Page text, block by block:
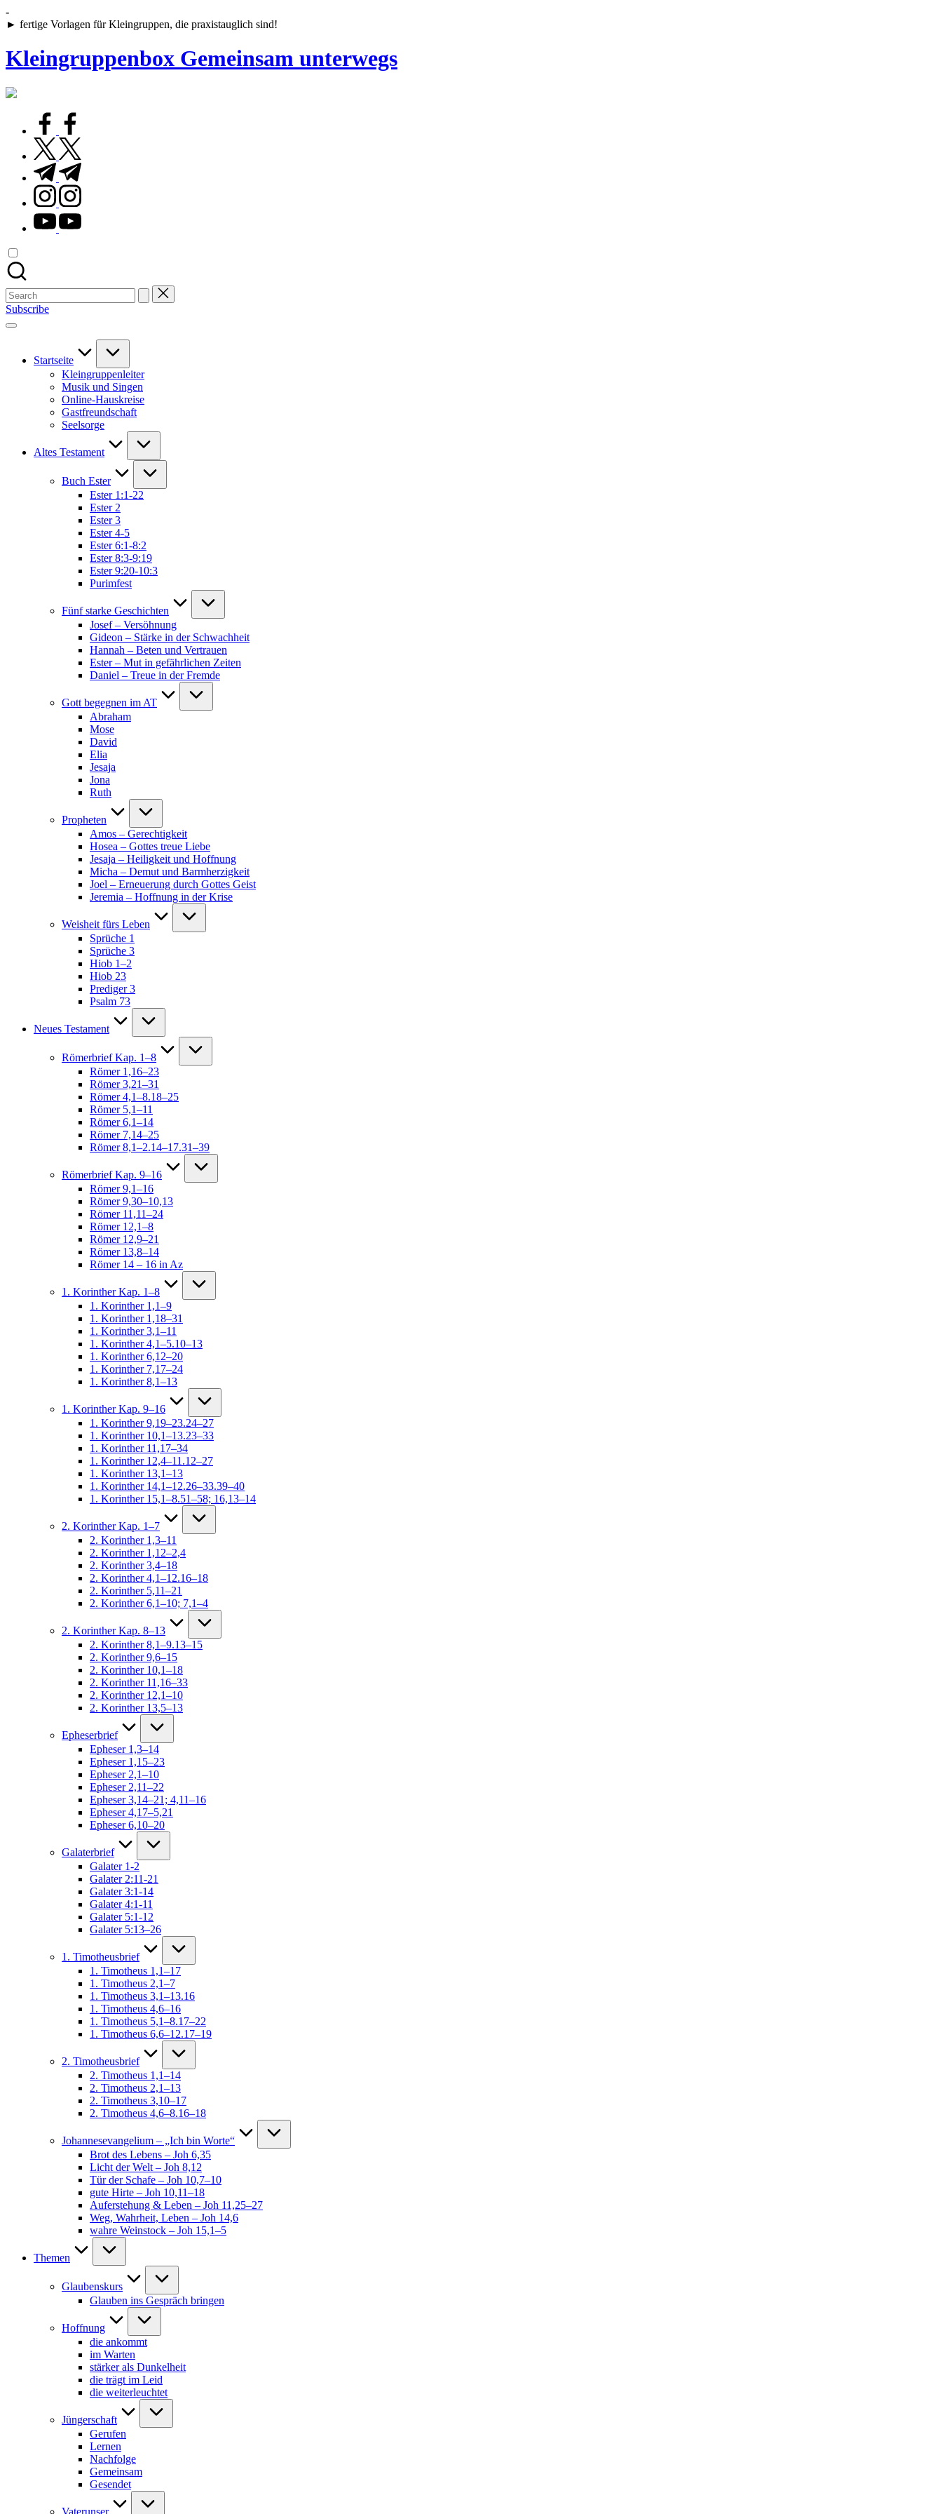
Skip
to
-
► fertige Vorlagen für Kleingruppen, die praxistauglich sind!
Kleingruppenbox Gemeinsam unterwegs
Gemeinsam
wachsen,
leben
facebook.com
twitter.com
t.me
instagram.com
youtube.com
Search
for:
Subscribe
Startseite
Kleingruppenleiter
Musik und Singen
Online-Hauskreise
Gastfreundschaft
Seelsorge
Altes Testament
Buch Ester
Ester 1:1-22
Ester 2
Ester 3
Ester 4-5
Ester 6:1-8:2
Ester 8:3-9:19
Ester 9:20-10:3
Purimfest
Fünf starke Geschichten
Josef – Versöhnung
Gideon – Stärke in der Schwachheit
Hannah – Beten und Vertrauen
Ester – Mut in gefährlichen Zeiten
Daniel – Treue in der Fremde
Gott begegnen im AT
Abraham
Mose
David
Elia
Jesaja
Jona
Ruth
Propheten
Amos – Gerechtigkeit
Hosea – Gottes treue Liebe
Jesaja – Heiligkeit und Hoffnung
Micha – Demut und Barmherzigkeit
Joel – Erneuerung durch Gottes Geist
Jeremia – Hoffnung in der Krise
Weisheit fürs Leben
Sprüche 1
Sprüche 3
Hiob 1–2
Hiob 23
Prediger 3
Psalm 73
Neues Testament
Römerbrief Kap. 1–8
Römer 1,16–23
Römer 3,21–31
Römer 4,1–8.18–25
Römer 5,1–11
Römer 6,1–14
Römer 7,14–25
Römer 8,1–2.14–17.31–39
Römerbrief Kap. 9–16
Römer 9,1–16
Römer 9,30–10,13
Römer 11,11–24
Römer 12,1–8
Römer 12,9–21
Römer 13,8–14
Römer 14 – 16 in Az
1. Korinther Kap. 1–8
1. Korinther 1,1–9
1. Korinther 1,18–31
1. Korinther 3,1–11
1. Korinther 4,1–5.10–13
1. Korinther 6,12–20
1. Korinther 7,17–24
1. Korinther 8,1–13
1. Korinther Kap. 9–16
1. Korinther 9,19–23.24–27
1. Korinther 10,1–13.23–33
1. Korinther 11,17–34
1. Korinther 12,4–11.12–27
1. Korinther 13,1–13
1. Korinther 14,1–12.26–33.39–40
1. Korinther 15,1–8.51–58; 16,13–14
2. Korinther Kap. 1–7
2. Korinther 1,3–11
2. Korinther 1,12–2,4
2. Korinther 3,4–18
2. Korinther 4,1–12.16–18
2. Korinther 5,11–21
2. Korinther 6,1–10; 7,1–4
2. Korinther Kap. 8–13
2. Korinther 8,1–9.13–15
2. Korinther 9,6–15
2. Korinther 10,1–18
2. Korinther 11,16–33
2. Korinther 12,1–10
2. Korinther 13,5–13
Epheserbrief
Epheser 1,3–14
Epheser 1,15–23
Epheser 2,1–10
Epheser 2,11–22
Epheser 3,14–21; 4,11–16
Epheser 4,17–5,21
Epheser 6,10–20
Galaterbrief
Galater 1-2
Galater 2:11-21
Galater 3:1-14
Galater 4:1-11
Galater 5:1-12
Galater 5:13–26
1. Timotheusbrief
1. Timotheus 1,1–17
1. Timotheus 2,1–7
1. Timotheus 3,1–13.16
1. Timotheus 4,6–16
1. Timotheus 5,1–8.17–22
1. Timotheus 6,6–12.17–19
2. Timotheusbrief
2. Timotheus 1,1–14
2. Timotheus 2,1–13
2. Timotheus 3,10–17
2. Timotheus 4,6–8.16–18
Johannesevangelium – „Ich bin Worte“
Brot des Lebens – Joh 6,35
Licht der Welt – Joh 8,12
Tür der Schafe – Joh 10,7–10
gute Hirte – Joh 10,11–18
Auferstehung & Leben – Joh 11,25–27
Weg, Wahrheit, Leben – Joh 14,6
wahre Weinstock – Joh 15,1–5
Themen
Glaubenskurs
Glauben ins Gespräch bringen
Hoffnung
die ankommt
im Warten
stärker als Dunkelheit
die trägt im Leid
die weiterleuchtet
Jüngerschaft
Gerufen
Lernen
Nachfolge
Gemeinsam
Gesendet
Vaterunser